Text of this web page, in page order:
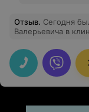
Отзыв. Сегодня
Валерьевича в
уснуть, мысли
внимательно
уточняющие
После
инструкциями:
результат.